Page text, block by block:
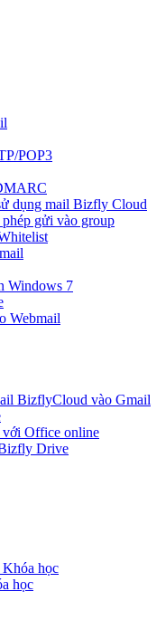
POP3
dụng mail Bizfly Cloud
gửi vào group
Windows 7
Webmail
BizflyCloud vào Gmail
Office online
Drive
học
học